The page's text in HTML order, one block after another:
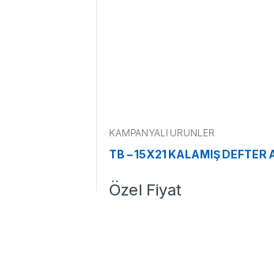
KAMPANYALI ÜRÜNLER
TB – 15X21 KALAMIŞ
Özel Fiyat